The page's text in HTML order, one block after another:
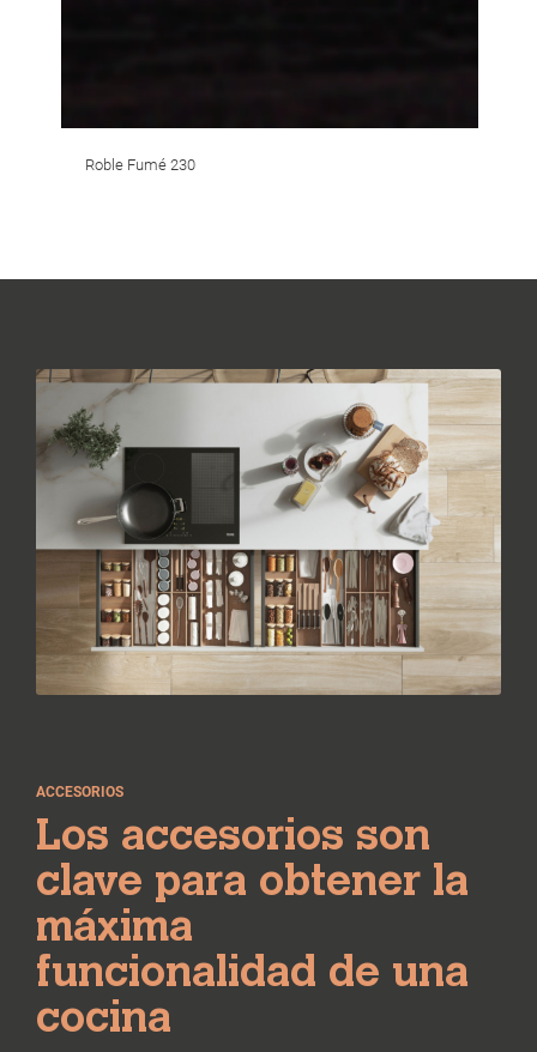
Roble Fumé 230
ACCESORIOS
Los accesorios son
clave para obtener la
máxima
funcionalidad de una
cocina